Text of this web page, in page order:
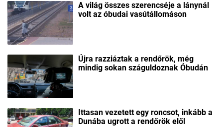
A világ összes szerencséje a lánynál
volt az óbudai vasútállomáson
Újra razziáztak a rendőrök, még
mindig sokan száguldoznak Óbudán
Ittasan vezetett egy roncsot, inkább a
Dunába ugrott a rendőrök elől